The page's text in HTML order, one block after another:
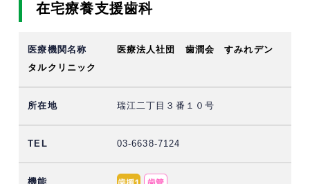
在宅療養支援歯科
医療法人社団 歯潤会 すみれデン
タルクリニック
瑞江二丁目３番１０号
03-6638-7124